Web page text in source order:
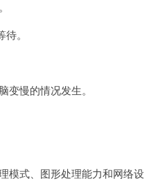
。
慢的情况发生。
模式、图形处理能力和网络设